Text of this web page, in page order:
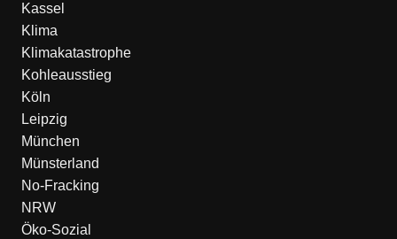
Kassel
Klima
Klimakatastrophe
Kohleausstieg
Köln
Leipzig
München
Münsterland
No-Fracking
NRW
Öko-Sozial